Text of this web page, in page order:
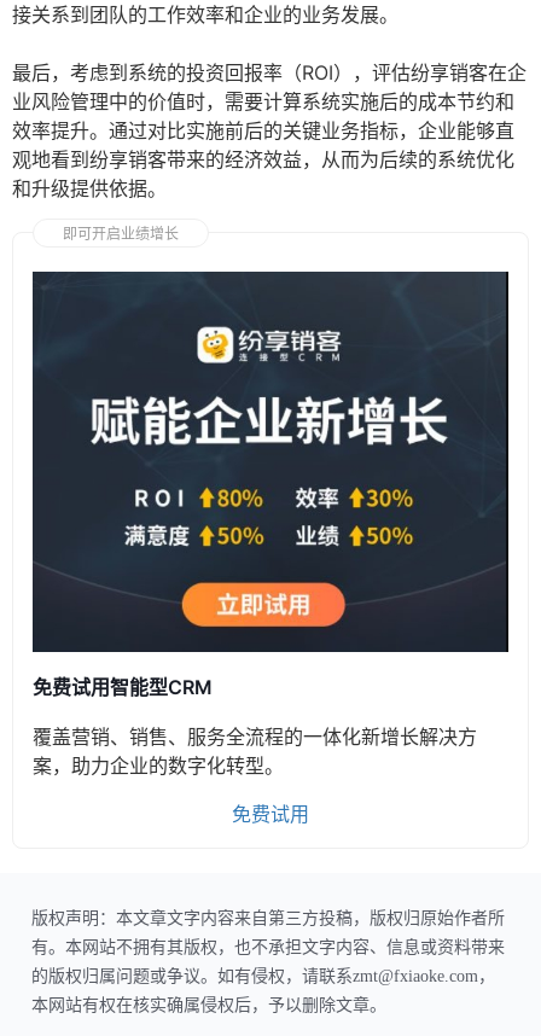
接关系到团队的工作效率和企业的业务发展。
最后，考虑到系统的投资回报率（ROI），评估纷享销客在企
业风险管理中的价值时，需要计算系统实施后的成本节约和
效率提升。通过对比实施前后的关键业务指标，企业能够直
观地看到纷享销客带来的经济效益，从而为后续的系统优化
和升级提供依据。
即可开启业绩增长
免费试用智能型CRM
覆盖营销、销售、服务全流程的一体化新增长解决方
案，助力企业的数字化转型。
免费试用
版权声明：本文章文字内容来自第三方投稿，版权归原始作者所
有。本网站不拥有其版权，也不承担文字内容、信息或资料带来
的版权归属问题或争议。如有侵权，请联系zmt@fxiaoke.com，
本网站有权在核实确属侵权后，予以删除文章。